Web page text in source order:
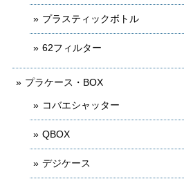
プラスティックボトル
62フィルター
プラケース・BOX
コバエシャッター
QBOX
デジケース